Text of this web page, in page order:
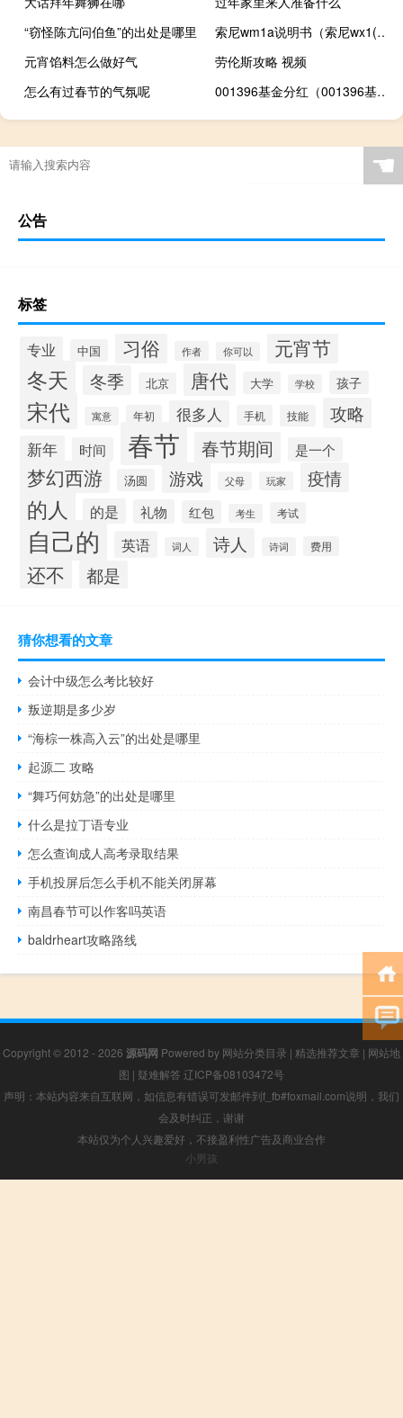
“窃怪陈亢问伯鱼”的出处是哪里
索尼wm1a说明书（索尼wx1(索尼wx1说明书)）
元宵馅料怎么做好气
劳伦斯攻略 视频
怎么有过春节的气氛呢
001396基金分红（001396基金）
☚
公告
标签
专业 中国 习俗 作者 你可以 元宵节
冬天 冬季 北京 唐代 大学 学校 孩子
宋代 寓意 年初 很多人 手机 技能 攻略
新年 时间 春节 春节期间 是一个
梦幻西游 汤圆 游戏 父母 玩家 疫情
的人 的是 礼物 红包 考生 考试
自己的 英语 词人 诗人 诗词 费用
还不 都是
猜你想看的文章
会计中级怎么考比较好
叛逆期是多少岁
“海棕一株高入云”的出处是哪里
起源二 攻略
“舞巧何妨急”的出处是哪里
什么是拉丁语专业
怎么查询成人高考录取结果
手机投屏后怎么手机不能关闭屏幕
南昌春节可以作客吗英语
baldrheart攻略路线
Copyright © 2012 - 2026 源码网 Powered by 网站分类目录 | 精选推荐文章 | 网站地
图 | 疑难解答 辽ICP备08103472号
声明：本站内容来自互联网，如信息有错误可发邮件到f_fb#foxmail.com说明，我们
会及时纠正，谢谢
本站仅为个人兴趣爱好，不接盈利性广告及商业合作
小男孩